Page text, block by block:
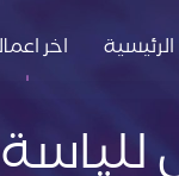
الرئيسية اخر